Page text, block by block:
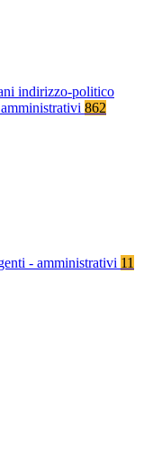
indirizzo-politico
862
- amministrativi 11